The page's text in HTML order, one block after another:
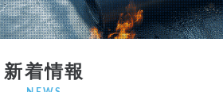
新着情報